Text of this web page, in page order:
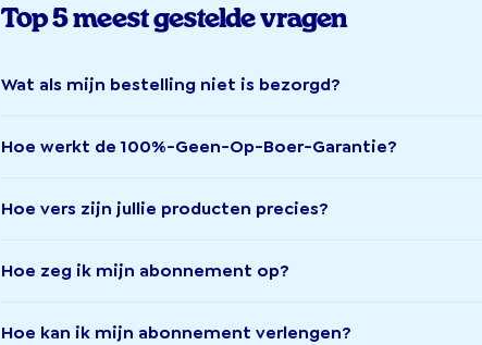
Top 5 meest gestelde vragen
Wat als mijn bestelling niet is bezorgd?
Hoe werkt de 100%-Geen-Op-Boer-Garantie?
Hoe vers zijn jullie producten precies?
Hoe zeg ik mijn abonnement op?
Hoe kan ik mijn abonnement verlengen?